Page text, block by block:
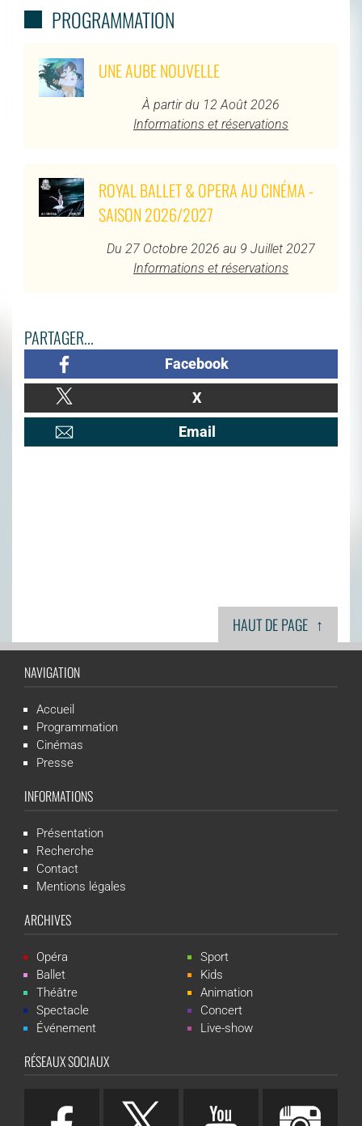
PROGRAMMATION
UNE AUBE NOUVELLE
À partir du 12 Août 2026
Informations et réservations
ROYAL BALLET & OPERA AU CINÉMA -
SAISON 2026/2027
Du 27 Octobre 2026 au 9 Juillet 2027
Informations et réservations
PARTAGER...
Facebook
X
Email
HAUT DE PAGE ↑
NAVIGATION
Accueil
Programmation
Cinémas
Presse
INFORMATIONS
Présentation
Recherche
Contact
Mentions légales
ARCHIVES
Opéra
Ballet
Théâtre
Spectacle
Événement
Sport
Kids
Animation
Concert
Live-show
RÉSEAUX SOCIAUX